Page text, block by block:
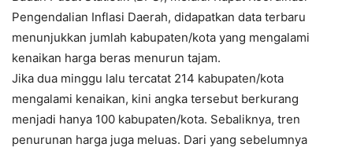
Pengendalian Inflasi Daerah, didapatkan data terbaru
menunjukkan jumlah kabupaten/kota yang mengalami
kenaikan harga beras menurun tajam.
Jika dua minggu lalu tercatat 214 kabupaten/kota
mengalami kenaikan, kini angka tersebut berkurang
menjadi hanya 100 kabupaten/kota. Sebaliknya, tren
penurunan harga juga meluas. Dari yang sebelumnya